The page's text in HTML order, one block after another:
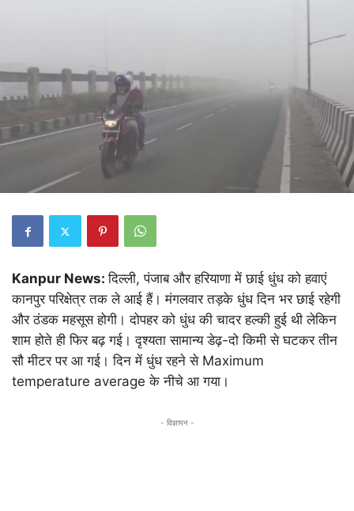
Kanpur News:दिल्ली, पंजाब और हरियाणा में छाई धुंध को हवाएं
कानपुर परिक्षेत्र तक ले आई हैं। मंगलवार तड़के धुंध दिन भर छाई रहेगी
और ठंडक महसूस होगी। दोपहर को धुंध की चादर हल्की हुई थी लेकिन
शाम होते ही फिर बढ़ गई। दृश्यता सामान्य डेढ़-दो किमी से घटकर तीन
सौ मीटर पर आ गई। दिन में धुंध रहने से Maximum
temperature average के नीचे आ गया।
- विज्ञापन -